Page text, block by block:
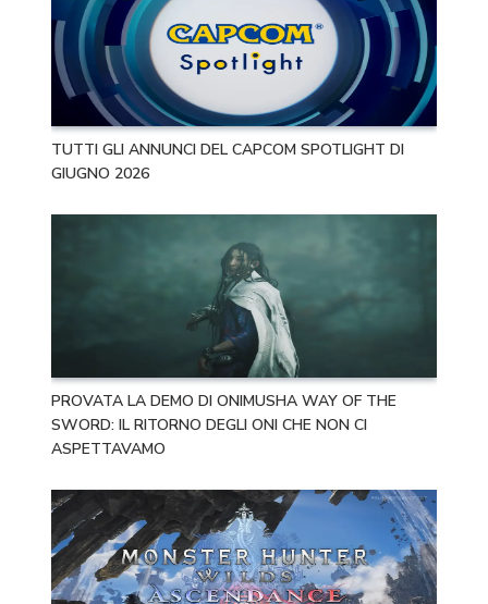
TUTTI GLI ANNUNCI DEL CAPCOM SPOTLIGHT DI
GIUGNO 2026
PROVATA LA DEMO DI ONIMUSHA WAY OF THE
SWORD: IL RITORNO DEGLI ONI CHE NON CI
ASPETTAVAMO